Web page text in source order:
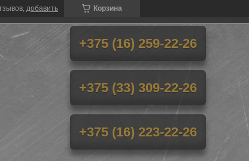
Корзина
добавить
+375 (16) 259-22-26
+375 (33) 309-22-26
+375 (16) 223-22-26